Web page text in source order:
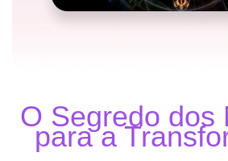
O Segredo dos
para a